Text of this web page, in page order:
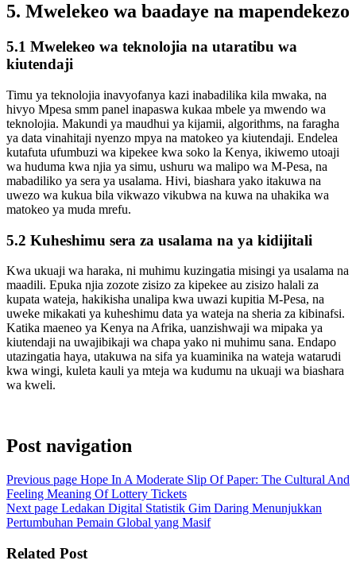
5. Mwelekeo wa baadaye na mapendekezo
5.1 Mwelekeo wa teknolojia na utaratibu wa
kiutendaji
Timu ya teknolojia inavyofanya kazi inabadilika kila mwaka, na
hivyo Mpesa smm panel inapaswa kukaa mbele ya mwendo wa
teknolojia. Makundi ya maudhui ya kijamii, algorithms, na faragha
ya data vinahitaji nyenzo mpya na matokeo ya kiutendaji. Endelea
kutafuta ufumbuzi wa kipekee kwa soko la Kenya, ikiwemo utoaji
wa huduma kwa njia ya simu, ushuru wa malipo wa M-Pesa, na
mabadiliko ya sera ya usalama. Hivi, biashara yako itakuwa na
uwezo wa kukua bila vikwazo vikubwa na kuwa na uhakika wa
matokeo ya muda mrefu.
5.2 Kuheshimu sera za usalama na ya kidijitali
Kwa ukuaji wa haraka, ni muhimu kuzingatia misingi ya usalama na
maadili. Epuka njia zozote zisizo za kipekee au zisizo halali za
kupata wateja, hakikisha unalipa kwa uwazi kupitia M-Pesa, na
uweke mikakati ya kuheshimu data ya wateja na sheria za kibinafsi.
Katika maeneo ya Kenya na Afrika, uanzishwaji wa mipaka ya
kiutendaji na uwajibikaji wa chapa yako ni muhimu sana. Endapo
utazingatia haya, utakuwa na sifa ya kuaminika na wateja watarudi
kwa wingi, kuleta kauli ya mteja wa kudumu na ukuaji wa biashara
wa kweli.
Post navigation
Previous page Hope In A Moderate Slip Of Paper: The Cultural And
Feeling Meaning Of Lottery Tickets
Next page Ledakan Digital Statistik Gim Daring Menunjukkan
Pertumbuhan Pemain Global yang Masif
Related Post